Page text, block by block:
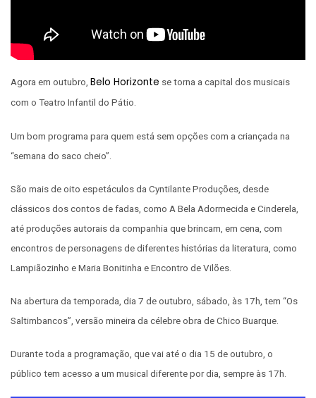
Agora em outubro, Belo Horizonte se torna a capital dos musicais
com o Teatro Infantil do Pátio.
Um bom programa para quem está sem opções com a criançada na
“semana do saco cheio”.
São mais de oito espetáculos da Cyntilante Produções, desde
clássicos dos contos de fadas, como A Bela Adormecida e Cinderela,
até produções autorais da companhia que brincam, em cena, com
encontros de personagens de diferentes histórias da literatura, como
Lampiãozinho e Maria Bonitinha e Encontro de Vilões.
Na abertura da temporada, dia 7 de outubro, sábado, às 17h, tem “Os
Saltimbancos”, versão mineira da célebre obra de Chico Buarque.
Durante toda a programação, que vai até o dia 15 de outubro, o
público tem acesso a um musical diferente por dia, sempre às 17h.